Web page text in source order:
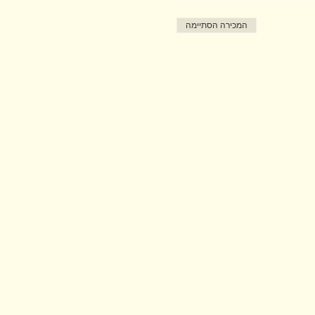
המכירה הסתיימה